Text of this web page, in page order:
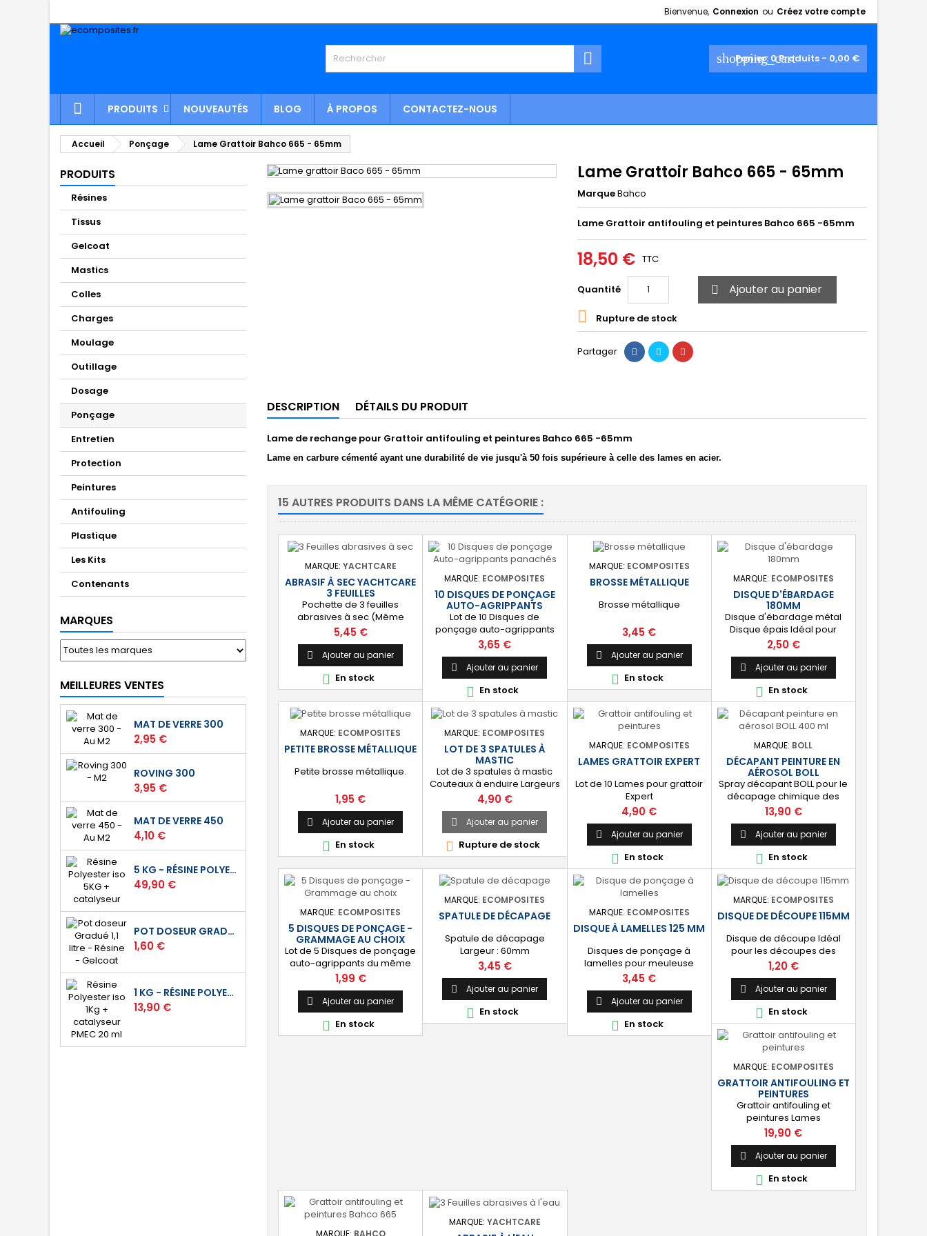
Bienvenue, Connexion ou Créez votre compte
shopping_cart
Panier: 0Produits - 0,00 €

PRODUITS NOUVEAUTÉS BLOG À PROPOS CONTACTEZ-NOUS
Accueil Ponçage Lame Grattoir Bahco 665 - 65mm
PRODUITS
Résines
Tissus
Gelcoat
Mastics
Colles
Charges
Moulage
Outillage
Dosage
Ponçage
Entretien
Protection
Peintures
Antifouling
Plastique
Les Kits
Contenants
MARQUES
MEILLEURES VENTES
MAT DE VERRE 300
Prix
2,95 €
ROVING 300
Prix
3,95 €
MAT DE VERRE 450
Prix
4,10 €
5 KG - RÉSINE POLYESTER ISO DE STRATIFICATION
Prix
49,90 €
POT DOSEUR GRADUÉ 1,1 LITRE - RÉSINE - GELCOAT
Prix
1,60 €
1 KG - RÉSINE POLYESTER ISO DE STRATIFICATION
Prix
13,90 €
Lame Grattoir Bahco 665 - 65mm
MarqueBahco
Lame Grattoir antifouling et peintures Bahco 665 -65mm
18,50 € TTC
Quantité  Ajouter au panier
 Rupture de stock
Partager
DESCRIPTION DÉTAILS DU PRODUIT
Lame de rechange pour Grattoir antifouling et peintures Bahco 665 -65mm
Lame en carbure cémenté ayant une durabilité de vie jusqu'à 50 fois supérieure à celle des lames en acier.
15 AUTRES PRODUITS DANS LA MÊME CATÉGORIE :
MARQUE: YACHTCARE
ABRASIF À SEC YACHTCARE
3 FEUILLES
Pochette de 3 feuilles
abrasives à sec (Même
grammage) Grammages
disponibles : 40 - 80 - 120 -
180 - 240 Dimensions :
230mm X 230mm
Prix
5,45 €
 Ajouter au panier
 En stock
MARQUE: ECOMPOSITES
10 DISQUES DE PONÇAGE
AUTO-AGRIPPANTS
PANACHÉS
Lot de 10 Disques de
ponçage auto-agrippants
Idéal pour décaper et lisser
les stratifications polyester,
les gelcoats, les mastics...
grammages 2X60 + 4X120 +
4X240 Diamètre : 125mm
Prix
3,65 €
 Ajouter au panier
 En stock
MARQUE: ECOMPOSITES
BROSSE MÉTALLIQUE
Brosse métallique
Prix
3,45 €
 Ajouter au panier
 En stock
MARQUE: ECOMPOSITES
DISQUE D'ÉBARDAGE
180MM
Disque d'ébardage métal
Disque épais Idéal pour
l'ébardage des métaux et
stratifiés Diamètre : 180mm
Prix
2,50 €
 Ajouter au panier
 En stock
MARQUE: ECOMPOSITES
PETITE BROSSE MÉTALLIQUE
Petite brosse métallique.
Prix
1,95 €
 Ajouter au panier
 En stock
MARQUE: ECOMPOSITES
LOT DE 3 SPATULES À
MASTIC
Lot de 3 spatules à mastic
Couteaux à enduire Largeurs
: 30mm 50mm 70mm
Prix
4,90 €
 Ajouter au panier
 Rupture de stock
MARQUE: ECOMPOSITES
LAMES GRATTOIR EXPERT
Lot de 10 Lames pour grattoir
Expert
Prix
4,90 €
 Ajouter au panier
 En stock
MARQUE: BOLL
DÉCAPANT PEINTURE EN
AÉROSOL BOLL
Spray décapant BOLL pour le
décapage chimique des
peintures et vernis. [Multi-
surfaces] : Métal, bois, pierre,
brique, etc.
Prix
13,90 €
 Ajouter au panier
 En stock
MARQUE: ECOMPOSITES
5 DISQUES DE PONÇAGE -
GRAMMAGE AU CHOIX
Lot de 5 Disques de ponçage
auto-agrippants du même
grammage. Grammages
disponibles : 40 - 60 - 80 -
120 - 180 - 240 - 320 - 400 -
600 - 1200 Diamètre : 125mm
Prix
1,99 €
 Ajouter au panier
 En stock
MARQUE: ECOMPOSITES
SPATULE DE DÉCAPAGE
Spatule de décapage
Largeur : 60mm
Prix
3,45 €
 Ajouter au panier
 En stock
MARQUE: ECOMPOSITES
DISQUE À LAMELLES 125 MM
Disques de ponçage à
lamelles pour meuleuse
d'angle. Diamètre : 125mm.
Prix
3,45 €
 Ajouter au panier
 En stock
MARQUE: ECOMPOSITES
DISQUE DE DÉCOUPE 115MM
Disque de découpe Idéal
pour les découpes des
métaux et stratifiés Diamètre
: 115mm
Prix
1,20 €
 Ajouter au panier
 En stock
MARQUE: ECOMPOSITES
GRATTOIR ANTIFOULING ET
PEINTURES
Grattoir antifouling et
peintures Lames
interchangeables Livré avec
11 lames
Prix
19,90 €
 Ajouter au panier
 En stock
MARQUE: YACHTCARE